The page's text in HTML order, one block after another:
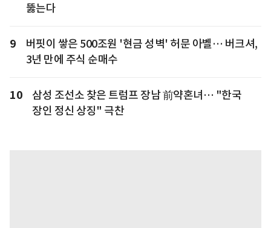
뚫는다
9
버핏이 쌓은 500조원 '현금 성벽' 허문 아벨… 버크셔,
3년 만에 주식 순매수
10
삼성 조선소 찾은 트럼프 장남 前약혼녀… "한국
장인 정신 상징" 극찬